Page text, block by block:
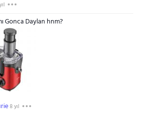
Gonca Daylan hnm?
8 yıl